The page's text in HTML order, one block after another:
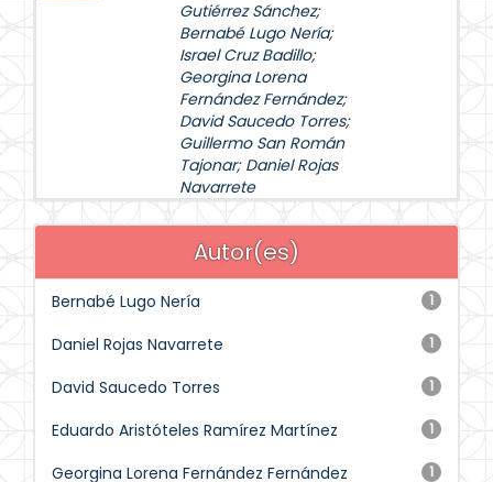
Gutiérrez Sánchez;
Bernabé Lugo Nería;
Israel Cruz Badillo;
Georgina Lorena
Fernández Fernández;
David Saucedo Torres;
Guillermo San Román
Tajonar; Daniel Rojas
Navarrete
Autor(es)
1
Bernabé Lugo Nería
1
Daniel Rojas Navarrete
1
David Saucedo Torres
1
Eduardo Aristóteles Ramírez Martínez
1
Georgina Lorena Fernández Fernández